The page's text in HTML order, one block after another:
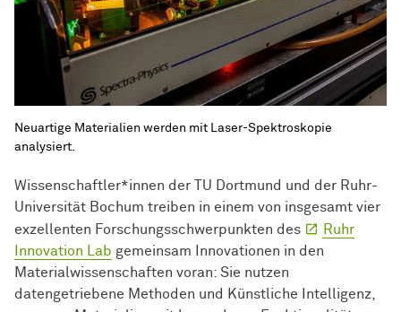
Wissenschaftler*innen der TU Dortmund und der Ruhr-
Universität Bochum treiben in einem von insgesamt vier
exzellenten Forschungsschwerpunkten des
Ruhr
Innovation Lab gemeinsam Innovationen in den
Materialwissenschaften voran: Sie nutzen
datengetriebene Methoden und Künstliche Intelligenz,
Neuartige Materialien werden mit Laser-Spektroskopie
analysiert.